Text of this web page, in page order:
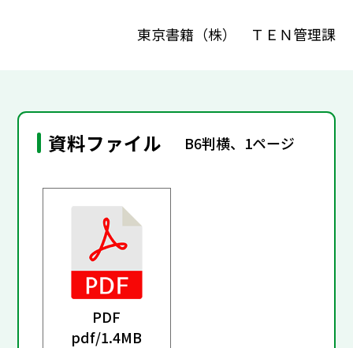
東京書籍（株） ＴＥＮ管理課
資料ファイル B6判横、1ページ
PDF
pdf/1.4MB